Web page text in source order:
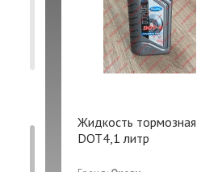
Жидкость тормозная
DOT4,1 литр